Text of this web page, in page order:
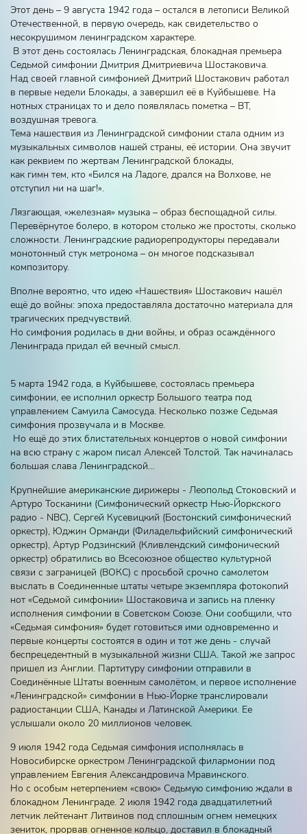
Этот день – 9 августа 1942 года – остался в летописи Великой
Отечественной, в первую очередь, как свидетельство о
несокрушимом ленинградском характере.
В этот день состоялась Ленинградская, блокадная премьера
Седьмой симфонии Дмитрия Дмитриевича Шостаковича.
Над своей главной симфонией Дмитрий Шостакович работал
в первые недели Блокады, а завершил её в Куйбышеве. На
нотных страницах то и дело появлялась пометка – ВТ,
воздушная тревога.
Тема нашествия из Ленинградской симфонии стала одним из
музыкальных символов нашей страны, её истории. Она звучит
как реквием по жертвам Ленинградской блокады,
как гимн тем, кто «Бился на Ладоге, дрался на Волхове, не
отступил ни на шаг!».
Лязгающая, «железная» музыка – образ беспощадной силы.
Перевёрнутое болеро, в котором столько же простоты, сколько
сложности. Ленинградские радиорепродукторы передавали
монотонный стук метронома – он многое подсказывал
композитору.
Вполне вероятно, что идею «Нашествия» Шостакович нашёл
ещё до войны: эпоха предоставляла достаточно материала для
трагических предчувствий.
Но симфония родилась в дни войны, и образ осаждённого
Ленинграда придал ей вечный смысл.
5 марта 1942 года, в Куйбышеве, состоялась премьера
симфонии, ее исполнил оркестр Большого театра под
управлением Самуила Самосуда. Несколько позже Седьмая
симфония прозвучала и в Москве.
Но ещё до этих блистательных концертов о новой симфонии
на всю страну с жаром писал Алексей Толстой. Так начиналась
большая слава Ленинградской…
Крупнейшие американские дирижеры - Леопольд Стоковский и
Артуро Тосканини (Симфонический оркестр Нью-Йоркского
радио - NBC), Сергей Кусевицкий (Бостонский симфонический
оркестр), Юджин Орманди (Филадельфийский симфонический
оркестр), Артур Родзинский (Кливлендский симфонический
оркестр) обратились во Всесоюзное общество культурной
связи с заграницей (ВОКС) с просьбой срочно самолетом
выслать в Соединенные штаты четыре экземпляра фотокопий
нот «Седьмой симфонии» Шостаковича и запись на пленку
исполнения симфонии в Советском Союзе. Они сообщили, что
«Седьмая симфония» будет готовиться ими одновременно и
первые концерты состоятся в один и тот же день - случай
беспрецедентный в музыкальной жизни США. Такой же запрос
пришел из Англии. Партитуру симфонии отправили в
Соединённые Штаты военным самолётом, и первое исполнение
«Ленинградской» симфонии в Нью-Йорке транслировали
радиостанции США, Канады и Латинской Америки. Ее
услышали около 20 миллионов человек.
9 июля 1942 года Седьмая симфония исполнялась в
Новосибирске оркестром Ленинградской филармонии под
управлением Евгения Александровича Мравинского.
Но с особым нетерпением «свою» Седьмую симфонию ждали в
блокадном Ленинграде. 2 июля 1942 года двадцатилетний
летчик лейтенант Литвинов под сплошным огнем немецких
зениток, прорвав огненное кольцо, доставил в блокадный